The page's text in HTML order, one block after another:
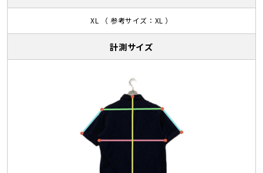
XL （ 参考サイズ：XL ）
計測サイズ